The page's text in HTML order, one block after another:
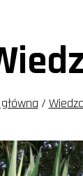
/ Wiedza